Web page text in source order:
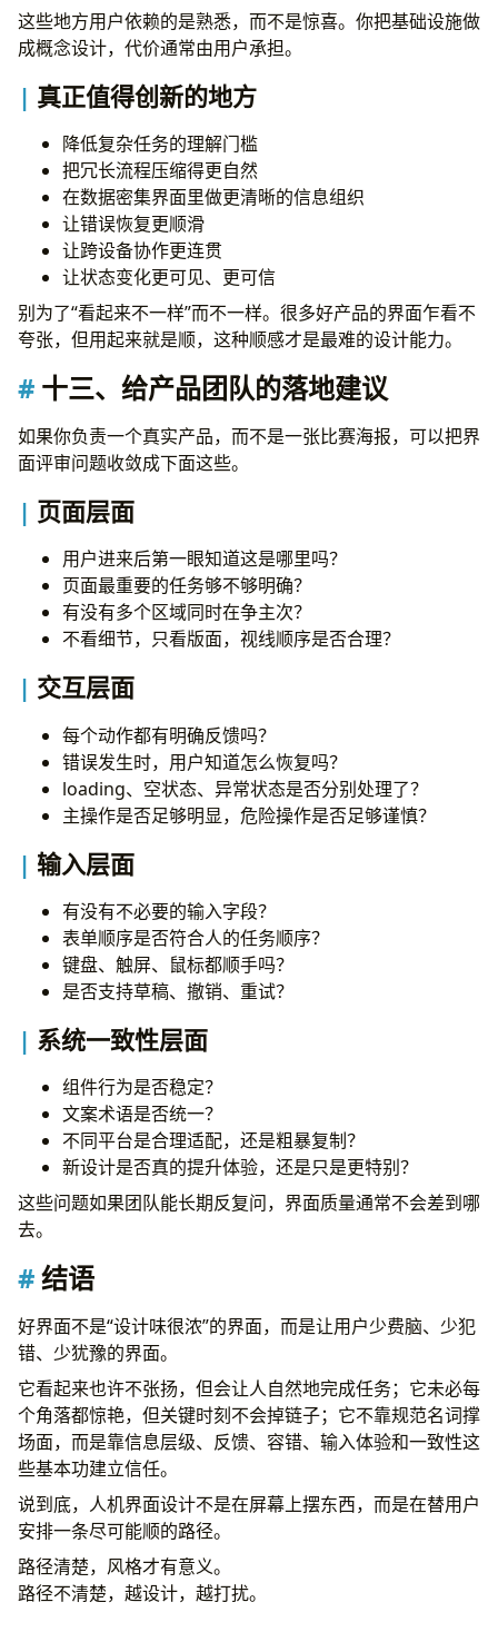
这些地方用户依赖的是熟悉，而不是惊喜。你把基础设施做
成概念设计，代价通常由用户承担。
真正值得创新的地方
降低复杂任务的理解门槛
把冗长流程压缩得更自然
在数据密集界面里做更清晰的信息组织
让错误恢复更顺滑
让跨设备协作更连贯
让状态变化更可见、更可信
别为了“看起来不一样”而不一样。很多好产品的界面乍看不
夸张，但用起来就是顺，这种顺感才是最难的设计能力。
十三、给产品团队的落地建议
如果你负责一个真实产品，而不是一张比赛海报，可以把界
面评审问题收敛成下面这些。
页面层面
用户进来后第一眼知道这是哪里吗？
页面最重要的任务够不够明确？
有没有多个区域同时在争主次？
不看细节，只看版面，视线顺序是否合理？
交互层面
每个动作都有明确反馈吗？
错误发生时，用户知道怎么恢复吗？
loading、空状态、异常状态是否分别处理了？
主操作是否足够明显，危险操作是否足够谨慎？
输入层面
有没有不必要的输入字段？
表单顺序是否符合人的任务顺序？
键盘、触屏、鼠标都顺手吗？
是否支持草稿、撤销、重试？
系统一致性层面
组件行为是否稳定？
文案术语是否统一？
不同平台是合理适配，还是粗暴复制？
新设计是否真的提升体验，还是只是更特别？
这些问题如果团队能长期反复问，界面质量通常不会差到哪
去。
结语
好界面不是“设计味很浓”的界面，而是让用户少费脑、少犯
错、少犹豫的界面。
它看起来也许不张扬，但会让人自然地完成任务；它未必每
个角落都惊艳，但关键时刻不会掉链子；它不靠规范名词撑
场面，而是靠信息层级、反馈、容错、输入体验和一致性这
些基本功建立信任。
说到底，人机界面设计不是在屏幕上摆东西，而是在替用户
安排一条尽可能顺的路径。
路径清楚，风格才有意义。
路径不清楚，越设计，越打扰。